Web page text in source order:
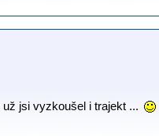
jsi vyzkoušel i trajekt ...